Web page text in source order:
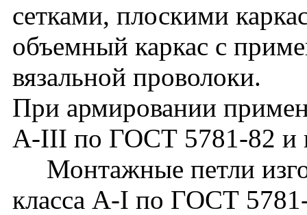
сетками, плоскими
объемный каркас с
вязальной проволоки.
При армировании
А-III по ГОСТ 5781-82 и
Монтажные петли
класса А-I по ГОСТ